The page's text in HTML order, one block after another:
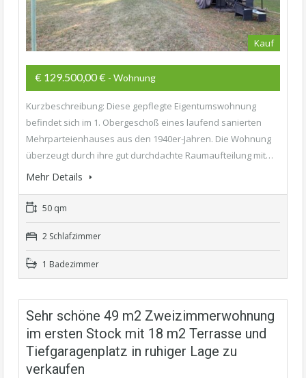
Kauf
€ 129.500,00 € - Wohnung
Kurzbeschreibung: Diese gepflegte Eigentumswohnung
befindet sich im 1. Obergeschoß eines laufend sanierten
Mehrparteienhauses aus den 1940er-Jahren. Die Wohnung
überzeugt durch ihre gut durchdachte Raumaufteilung mit…
Mehr Details
50 qm
2 Schlafzimmer
1 Badezimmer
Sehr schöne 49 m2 Zweizimmerwohnung
im ersten Stock mit 18 m2 Terrasse und
Tiefgaragenplatz in ruhiger Lage zu
verkaufen